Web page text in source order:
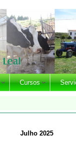
Cursos
Julho 2025